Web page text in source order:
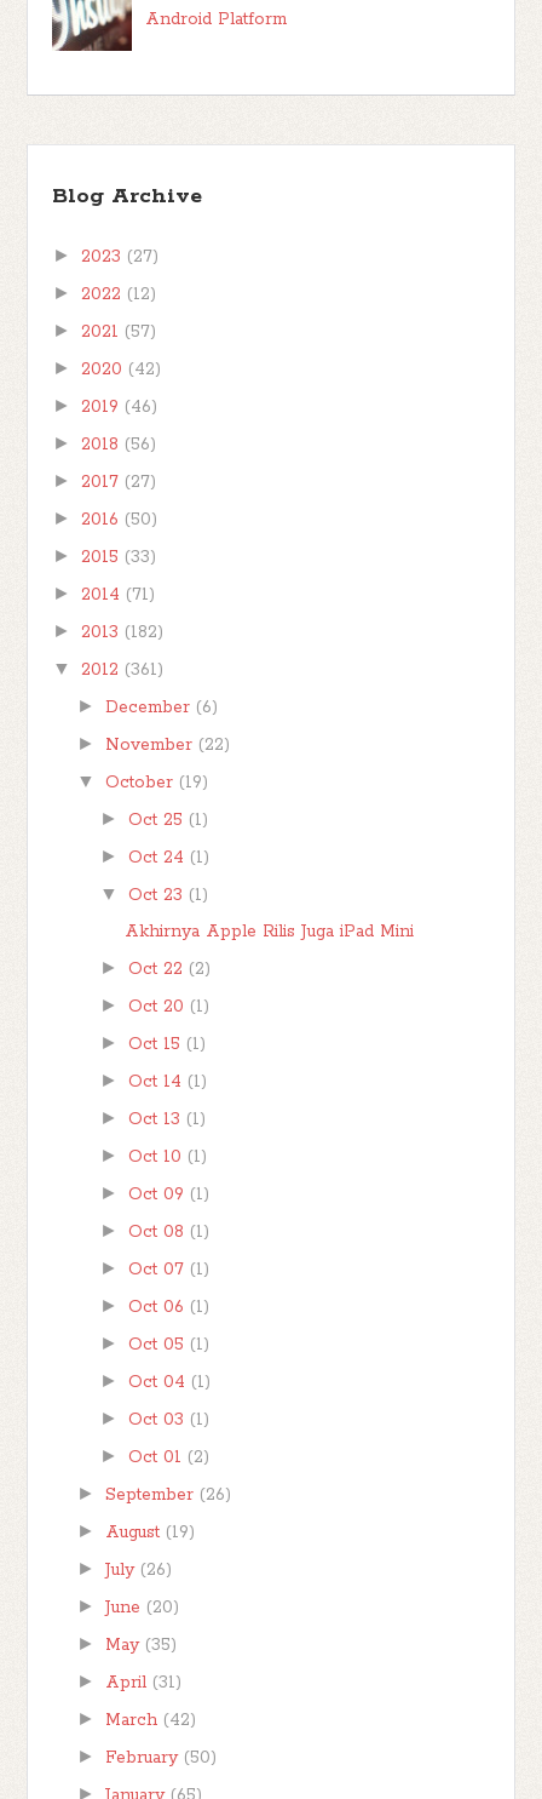
Android Platform
Blog Archive
► 2023 (27)
► 2022 (12)
► 2021 (57)
► 2020 (42)
► 2019 (46)
► 2018 (56)
► 2017 (27)
► 2016 (50)
► 2015 (33)
► 2014 (71)
► 2013 (182)
▼ 2012 (361)
► December (6)
► November (22)
▼ October (19)
► Oct 25 (1)
► Oct 24 (1)
▼ Oct 23 (1)
Akhirnya Apple Rilis Juga iPad Mini
► Oct 22 (2)
► Oct 20 (1)
► Oct 15 (1)
► Oct 14 (1)
► Oct 13 (1)
► Oct 10 (1)
► Oct 09 (1)
► Oct 08 (1)
► Oct 07 (1)
► Oct 06 (1)
► Oct 05 (1)
► Oct 04 (1)
► Oct 03 (1)
► Oct 01 (2)
► September (26)
► August (19)
► July (26)
► June (20)
► May (35)
► April (31)
► March (42)
► February (50)
►